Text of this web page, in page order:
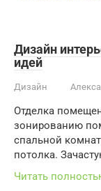
Дизайн
идей
Дизайн
Отделка
зонированию
спальной
потолка.
Читать